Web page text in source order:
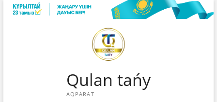
Skip
Qulan tańy
AQPARAT